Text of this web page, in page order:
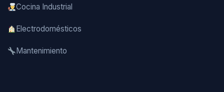
Cocina Industrial
Electrodomésticos
Mantenimiento